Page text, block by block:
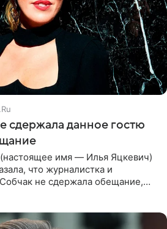
сдержала данное гостю
имя — Илья Яцкевич)
что журналистка и
не сдержала обещание,